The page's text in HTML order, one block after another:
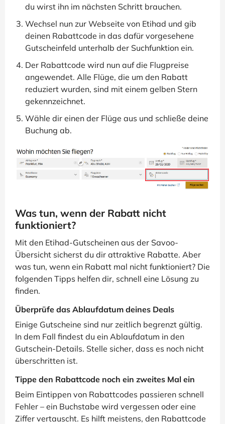
du wirst ihn im nächsten Schritt brauchen.
Wechsel nun zur Webseite von Etihad und gib
deinen Rabattcode in das dafür vorgesehene
Gutscheinfeld unterhalb der Suchfunktion ein.
Der Rabattcode wird nun auf die Flugpreise
angewendet. Alle Flüge, die um den Rabatt
reduziert wurden, sind mit einem gelben Stern
gekennzeichnet.
Wähle dir einen der Flüge aus und schließe deine
Buchung ab.
Was tun, wenn der Rabatt nicht
funktioniert?
Mit den Etihad-Gutscheinen aus der Savoo-
Übersicht sicherst du dir attraktive Rabatte. Aber
was tun, wenn ein Rabatt mal nicht funktioniert? Die
folgenden Tipps helfen dir, schnell eine Lösung zu
finden.
Überprüfe das Ablaufdatum deines Deals
Einige Gutscheine sind nur zeitlich begrenzt gültig.
In dem Fall findest du ein Ablaufdatum in den
Gutschein-Details. Stelle sicher, dass es noch nicht
überschritten ist.
Tippe den Rabattcode noch ein zweites Mal ein
Beim Eintippen von Rabattcodes passieren schnell
Fehler – ein Buchstabe wird vergessen oder eine
Ziffer vertauscht. Es hilft meistens, den Rabattcode